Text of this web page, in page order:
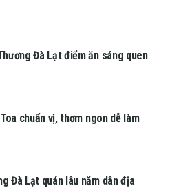
Đà Lạt điểm ăn sáng quen
chuẩn vị, thơm ngon dễ làm
Đà Lạt quán lâu năm dân địa